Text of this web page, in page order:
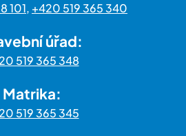
101, +420 519 365 340
úřad:
519 365 348
Matrika:
519 365 345